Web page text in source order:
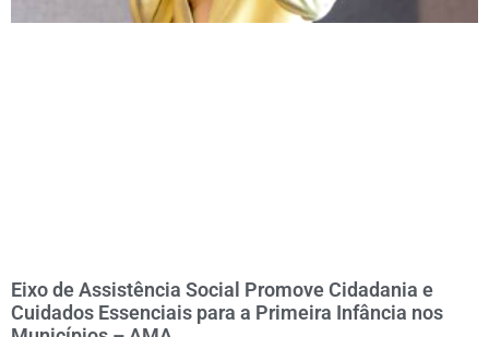
Eixo de Assistência Social Promove Cidadania e
Cuidados Essenciais para a Primeira Infância nos